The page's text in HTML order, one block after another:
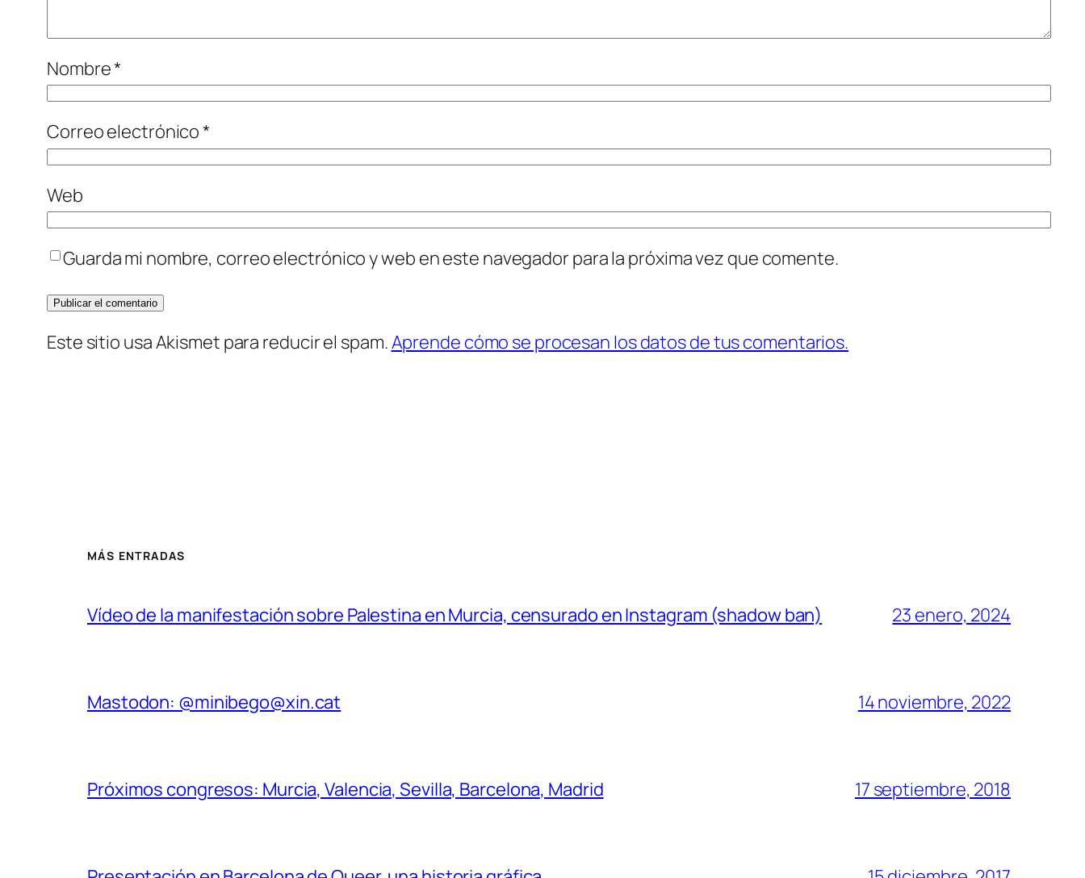
Nombre*
Correo electrónico*
Web
Guarda mi nombre, correo electrónico y web en este navegador para la próxima vez que comente.
Este sitio usa Akismet para reducir el spam.Aprende cómo se procesan los datos de tus comentarios.
MÁS ENTRADAS
Vídeo de la manifestación sobre Palestina en Murcia, censurado en Instagram (shadow ban) 23 enero, 2024
Mastodon: @minibego@xin.cat 14 noviembre, 2022
Próximos congresos: Murcia, Valencia, Sevilla, Barcelona, Madrid 17 septiembre, 2018